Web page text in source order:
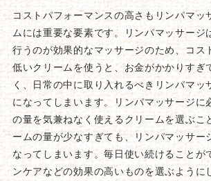
コストパフォーマンスの高さもリンパマッ
ムには重要な要素です。リンパマッサージ
行うのが効果的なマッサージのため、コス
低いクリームを使うと、お金がかかりすぎ
く、日常の中に取り入れるべきリンパマッ
になってしまいます。リンパマッサージに
の量を気兼ねなく使えるクリームを選ぶこ
ームの量が少なすぎても、リンパマッサー
なってしまいます。毎日使い続けることが
ンケアなどの効果の高いものを選ぶように